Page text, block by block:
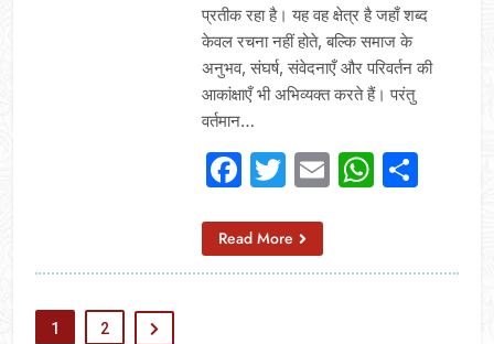
प्रतीक रहा है। यह वह क्षेत्र है जहाँ शब्द
केवल रचना नहीं होते, बल्कि समाज के
अनुभव, संघर्ष, संवेदनाएँ और परिवर्तन की
आकांक्षाएँ भी अभिव्यक्त करते हैं। परंतु
वर्तमान…
Facebook
Twitter
Email
Read More
1 2